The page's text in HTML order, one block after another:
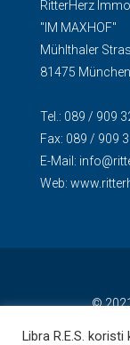
RitterHerz
"IM MAXHOF"
Mühlthaler
81475 München
Tel.: 089 / 909
Fax: 089 / 909
E-Mail:
Web:
©
Libra R.E.S.